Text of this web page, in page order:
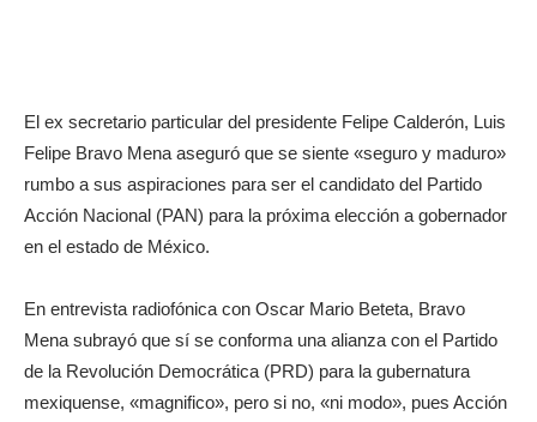
El ex secretario particular del presidente Felipe Calderón, Luis
Felipe Bravo Mena aseguró que se siente «seguro y maduro»
rumbo a sus aspiraciones para ser el candidato del Partido
Acción Nacional (PAN) para la próxima elección a gobernador
en el estado de México.
En entrevista radiofónica con Oscar Mario Beteta, Bravo
Mena subrayó que sí se conforma una alianza con el Partido
de la Revolución Democrática (PRD) para la gubernatura
mexiquense, «magnifico», pero si no, «ni modo», pues Acción